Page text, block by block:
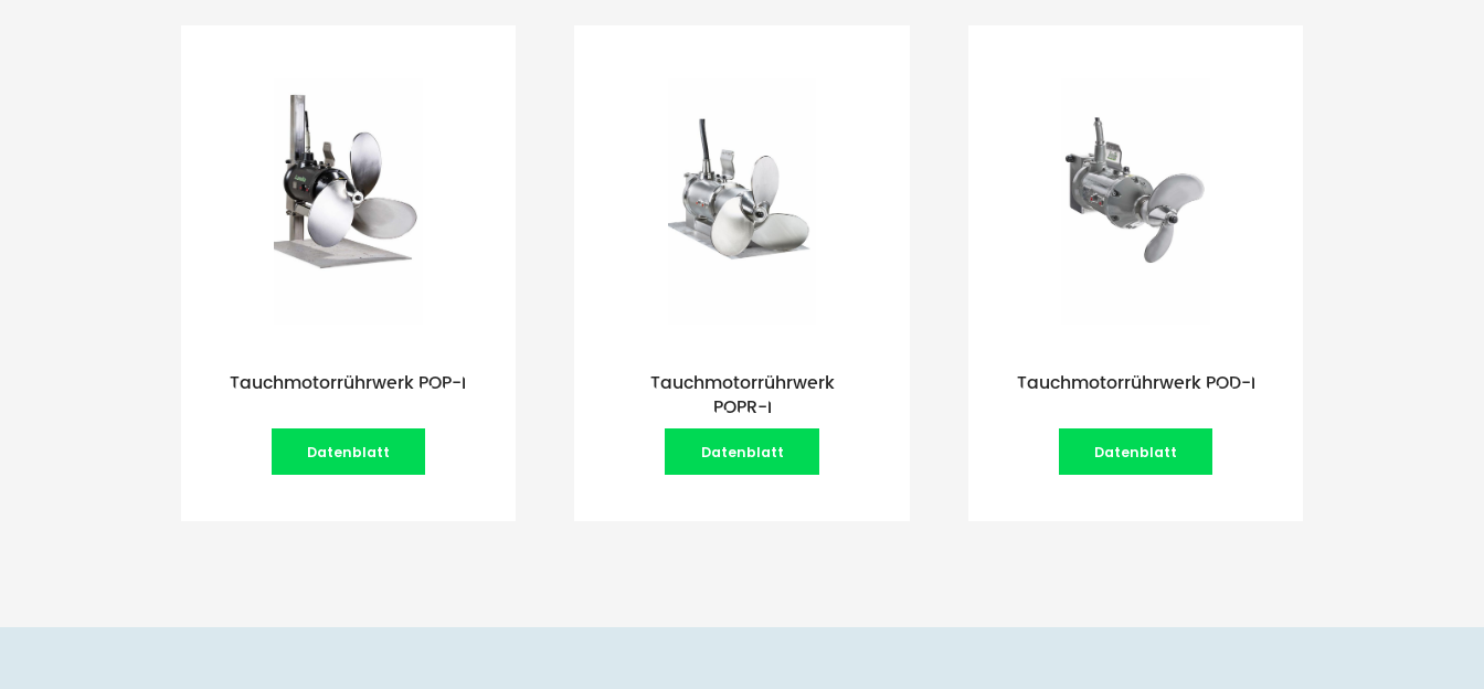
Tauchmotorrührwerk POP-I
Datenblatt
Tauchmotorrührwerk
POPR-I
Datenblatt
Tauchmotorrührwerk POD-I
Datenblatt